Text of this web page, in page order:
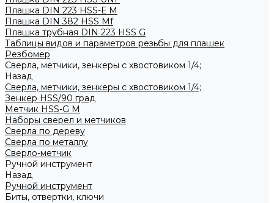
Плашка DIN 223 HSS-Е M
Плашка DIN 382 HSS Mf
Плашка трубная DIN 223 HSS G
Таблицы видов и параметров резьбы для плашек
Резбомер
Сверла, метчики, зенкеры с хвостовиком 1/4;
Назад
Сверла, метчики, зенкеры с хвостовиком 1/4;
Зенкер HSS/90 град
Метчик HSS-G М
Наборы сверел и метчиков
Сверла по дереву
Сверла по металлу
Сверло-метчик
Ручной инструмент
Назад
Ручной инструмент
Биты, отвертки, ключи